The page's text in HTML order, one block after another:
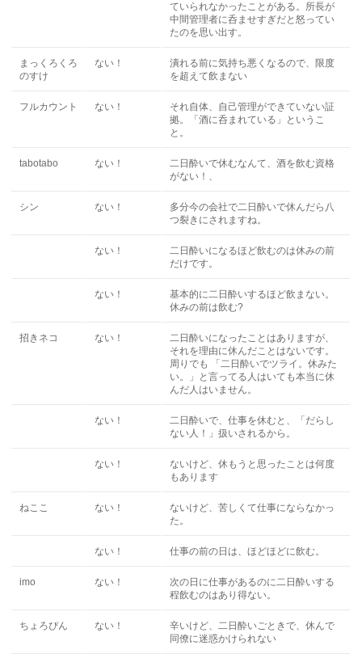
ていられなかったことがある。所長が
中間管理者に呑ませすぎだと怒ってい
たのを思い出す。
まっくろくろ
のすけ
ない！
潰れる前に気持ち悪くなるので、限度
を超えて飲まない
フルカウント ない！
それ自体、自己管理ができていない証
拠。「酒に呑まれている」というこ
と。
tabotabo ない！
二日酔いで休むなんて、酒を飲む資格
がない！、
シン ない！
多分今の会社で二日酔いで休んだら八
つ裂きにされますね。
ない！
二日酔いになるほど飲むのは休みの前
だけです。
ない！
基本的に二日酔いするほど飲まない。
休みの前は飲む?
招きネコ ない！
二日酔いになったことはありますが、
それを理由に休んだことはないです。
周りでも 「二日酔いでツライ。休みた
い。」と言ってる人はいても本当に休
んだ人はいません。
ない！
二日酔いで、仕事を休むと、「だらし
ない人！」扱いされるから。
ない！
ないけど、休もうと思ったことは何度
もあります
ねここ ない！
ないけど、苦しくて仕事にならなかっ
た。
ない！ 仕事の前の日は、ほどほどに飲む。
imo ない！
次の日に仕事があるのに二日酔いする
程飲むのはあり得ない。
ちょろぴん ない！
辛いけど、二日酔いごときで、休んで
同僚に迷惑かけられない